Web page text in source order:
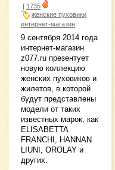
1735
женские пуховики
интернет-магазин
9 сентября 2014 года
интернет-магазин
z077.ru презентует
новую коллекцию
женских пуховиков и
жилетов, в которой
будут представлены
модели от таких
известных марок, как
ELISABETTA
FRANCHI, HANNAN
LIUNI, OROLAY и
других.